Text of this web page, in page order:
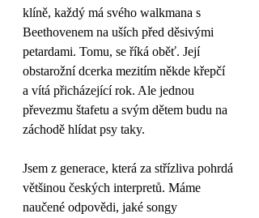
klíně, každý má svého walkmana s
Beethovenem na uších před děsivými
petardami. Tomu, se říká oběť. Její
obstarožní dcerka mezitím někde křepčí
a vítá přicházející rok. Ale jednou
převezmu štafetu a svým dětem budu na
záchodě hlídat psy taky.
Jsem z generace, která za střízliva pohrdá
většinou českých interpretů. Máme
naučené odpovědi, jaké songy